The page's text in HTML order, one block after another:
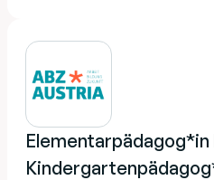
Elementarpädagog*in